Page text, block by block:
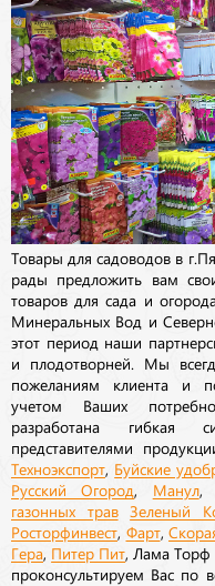
Товары для садоводов в
рады предложить вам
товаров для сада и
Минеральных Вод и
этот период наши
и плодотворней. Мы
пожеланиям клиента и
учетом Ваших
разработана гибкая
представителями
Техноэкспорт Буйские
Русский Огород Манул,
газонных трав Зеленый
Росторфинвест Фарт,
Гера Питер Пит , Лама Торф
проконсультируем Вас по